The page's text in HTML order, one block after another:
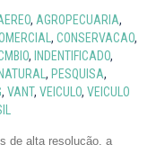
, AGROPECUARIA,
, CONSERVACAO,
, INDENTIFICADO,
NATURAL , PESQUISA,
, VANT, VEICULO, VEICULO
de alta resolução, a